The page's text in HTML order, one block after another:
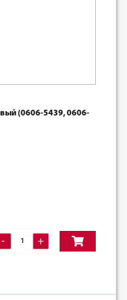
(0606-5439, 0606-
- +